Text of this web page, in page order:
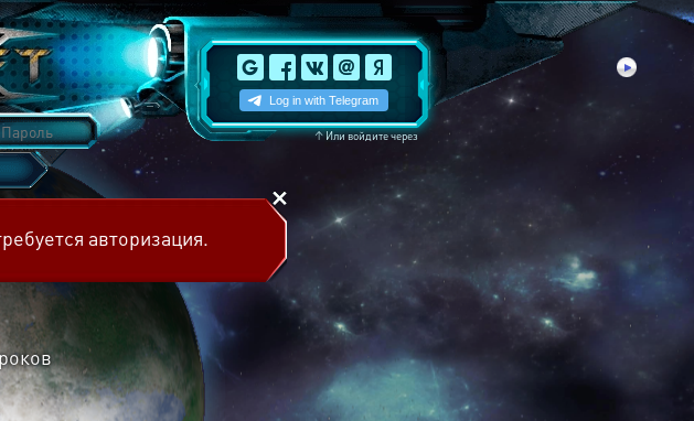
↑Или войдите через
авторизация.